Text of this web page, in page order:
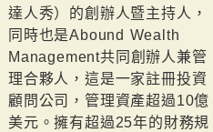
達人秀）的創辦人暨主持人，
同時也是Abound Wealth
Management共同創辦人兼管
理合夥人，這是一家註冊投資
顧問公司，管理資產超過10億
美元。擁有超過25年的財務規